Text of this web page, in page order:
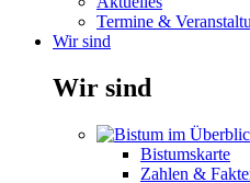
Termine &
Wir sind
Wir sind
Bistumskarte
Zahlen &